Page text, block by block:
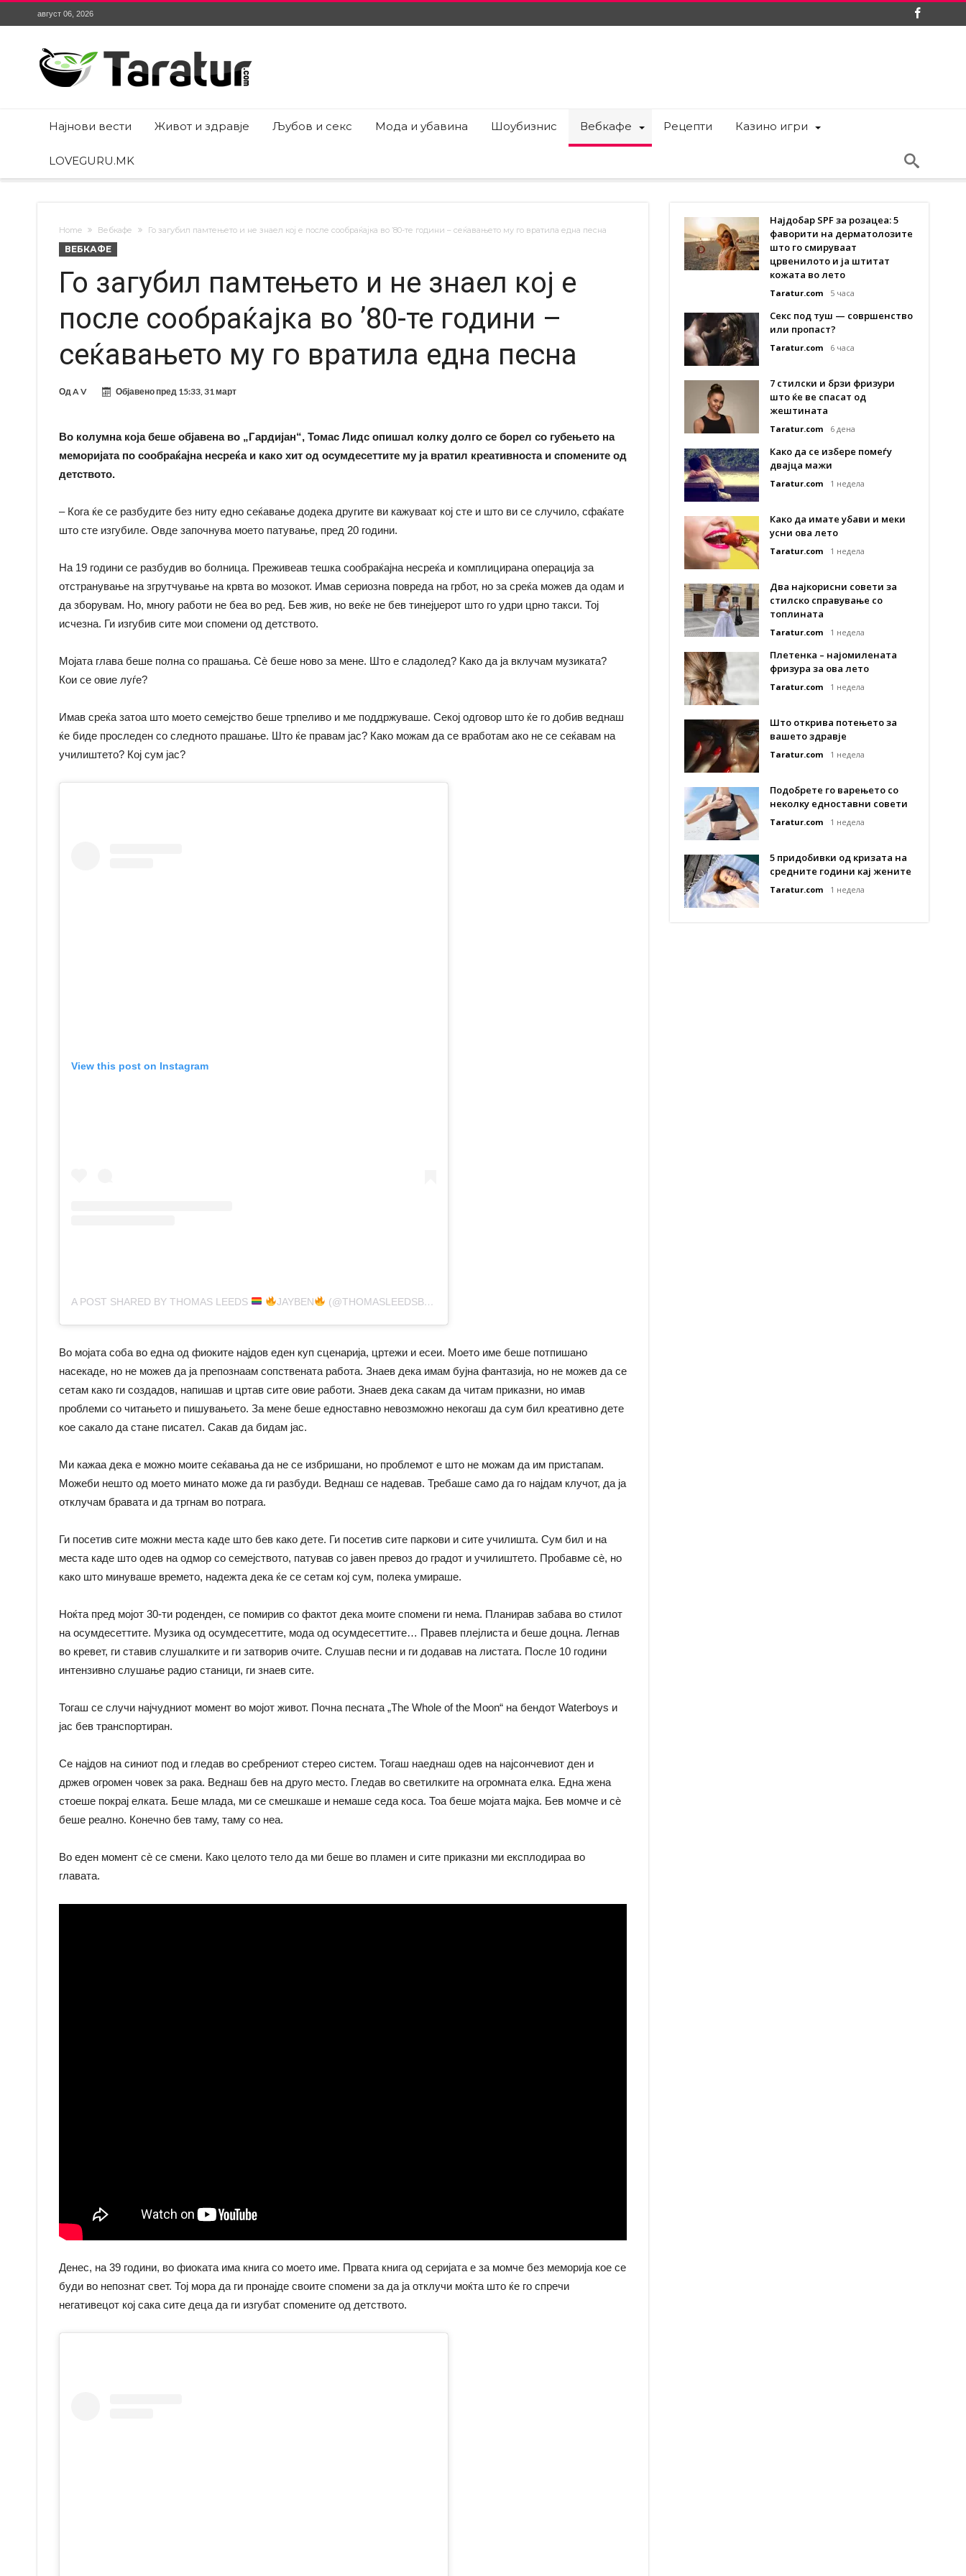
август 06, 2026
Најнови вести Живот и здравје Љубов и секс Мода и убавина Шоубизнис Вебкафе Рецепти Казино игри
LOVEGURU.MK
Home Вебкафе Го загубил памтењето и не знаел кој е после сообраќајка во ’80-те години – сеќавањето му го вратила една песна
ВЕБКАФЕ
Го загубил памтењето и не знаел кој е
после сообраќајка во ’80-те години –
сеќавањето му го вратила една песна
ОдA V Објавено пред 15:33, 31 март
Во колумна која беше објавена во „Гардијан“, Томас Лидс опишал колку долго се борел со губењето на
меморијата по сообраќајна несреќа и како хит од осумдесеттите му ја вратил креативноста и спомените од
детството.
– Кога ќе се разбудите без ниту едно сеќавање додека другите ви кажуваат кој сте и што ви се случило, сфаќате
што сте изгубиле. Овде започнува моето патување, пред 20 години.
На 19 години се разбудив во болница. Преживеав тешка сообраќајна несреќа и комплицирана операција за
отстранување на згрутчување на крвта во мозокот. Имав сериозна повреда на грбот, но за среќа можев да одам и
да зборувам. Но, многу работи не беа во ред. Бев жив, но веќе не бев тинејџерот што го удри црно такси. Тој
исчезна. Ги изгубив сите мои спомени од детството.
Мојата глава беше полна со прашања. Сè беше ново за мене. Што е сладолед? Како да ја вклучам музиката?
Кои се овие луѓе?
Имав среќа затоа што моето семејство беше трпеливо и ме поддржуваше. Секој одговор што ќе го добив веднаш
ќе биде проследен со следното прашање. Што ќе правам јас? Како можам да се вработам ако не се сеќавам на
училиштето? Кој сум јас?
View this post on Instagram
A POST SHARED BY THOMAS LEEDS JAYBEN (@THOMASLEEDSBOOKS)
Во мојата соба во една од фиоките најдов еден куп сценарија, цртежи и есеи. Моето име беше потпишано
насекаде, но не можев да ја препознаам сопствената работа. Знаев дека имам бујна фантазија, но не можев да се
сетам како ги создадов, напишав и цртав сите овие работи. Знаев дека сакам да читам приказни, но имав
проблеми со читањето и пишувањето. За мене беше едноставно невозможно некогаш да сум бил креативно дете
кое сакало да стане писател. Сакав да бидам јас.
Ми кажаа дека е можно моите сеќавања да не се избришани, но проблемот е што не можам да им пристапам.
Можеби нешто од моето минато може да ги разбуди. Веднаш се надевав. Требаше само да го најдам клучот, да ја
отклучам бравата и да тргнам во потрага.
Ги посетив сите можни места каде што бев како дете. Ги посетив сите паркови и сите училишта. Сум бил и на
места каде што одев на одмор со семејството, патував со јавен превоз до градот и училиштето. Пробавме сè, но
како што минуваше времето, надежта дека ќе се сетам кој сум, полека умираше.
Ноќта пред мојот 30-ти роденден, се помирив со фактот дека моите спомени ги нема. Планирав забава во стилот
на осумдесеттите. Музика од осумдесеттите, мода од осумдесеттите… Правев плејлиста и беше доцна. Легнав
во кревет, ги ставив слушалките и ги затворив очите. Слушав песни и ги додавав на листата. После 10 години
интензивно слушање радио станици, ги знаев сите.
Тогаш се случи најчудниот момент во мојот живот. Почна песната „The Whole of the Moon“ на бендот Waterboys и
јас бев транспортиран.
Се најдов на синиот под и гледав во сребрениот стерео систем. Тогаш наеднаш одев на најсончевиот ден и
држев огромен човек за рака. Веднаш бев на друго место. Гледав во светилките на огромната елка. Една жена
стоеше покрај елката. Беше млада, ми се смешкаше и немаше седа коса. Тоа беше мојата мајка. Бев момче и сѐ
беше реално. Конечно бев таму, таму со неа.
Во еден момент сѐ се смени. Како целото тело да ми беше во пламен и сите приказни ми експлодираа во
главата.
Денес, на 39 години, во фиоката има книга со моето име. Првата книга од серијата е за момче без меморија кое се
буди во непознат свет. Тој мора да ги пронајде своите спомени за да ја отклучи моќта што ќе го спречи
негативецот кој сака сите деца да ги изгубат спомените од детството.
Најдобар SPF за розацеа: 5
фаворити на дерматолозите
што го смируваат
црвенилото и ја штитат
кожата во лето
Taratur.com 5 часа
Секс под туш — совршенство
или пропаст?
Taratur.com 6 часа
7 стилски и брзи фризури
што ќе ве спасат од
жештината
Taratur.com 6 дена
Како да се избере помеѓу
двајца мажи
Taratur.com 1 недела
Како да имате убави и меки
усни ова лето
Taratur.com 1 недела
Два најкорисни совети за
стилско справување со
топлината
Taratur.com 1 недела
Плетенка – најомилената
фризура за ова лето
Taratur.com 1 недела
Што открива потењето за
вашето здравје
Taratur.com 1 недела
Подобрете го варењето со
неколку едноставни совети
Taratur.com 1 недела
5 придобивки од кризата на
средните години кај жените
Taratur.com 1 недела